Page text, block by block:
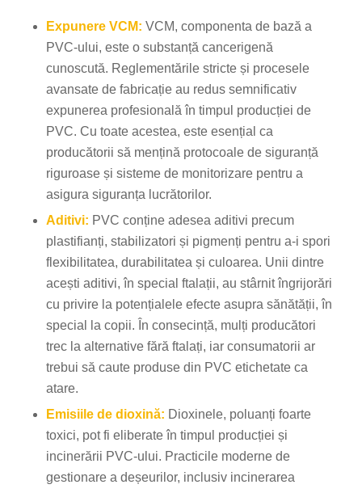
Expunere VCM: VCM, componenta de bază a
PVC-ului, este o substanță cancerigenă
cunoscută. Reglementările stricte și procesele
avansate de fabricație au redus semnificativ
expunerea profesională în timpul producției de
PVC. Cu toate acestea, este esențial ca
producătorii să mențină protocoale de siguranță
riguroase și sisteme de monitorizare pentru a
asigura siguranța lucrătorilor.
Aditivi: PVC conține adesea aditivi precum
plastifianți, stabilizatori și pigmenți pentru a-i spori
flexibilitatea, durabilitatea și culoarea. Unii dintre
acești aditivi, în special ftalații, au stârnit îngrijorări
cu privire la potențialele efecte asupra sănătății, în
special la copii. În consecință, mulți producători
trec la alternative fără ftalați, iar consumatorii ar
trebui să caute produse din PVC etichetate ca
atare.
Emisiile de dioxină: Dioxinele, poluanți foarte
toxici, pot fi eliberate în timpul producției și
incinerării PVC-ului. Practicile moderne de
gestionare a deșeurilor, inclusiv incinerarea